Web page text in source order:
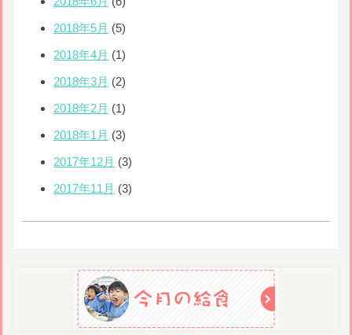
2018年5月 (5)
2018年4月 (1)
2018年3月 (2)
2018年2月 (1)
2018年1月 (3)
2017年12月 (3)
2017年11月 (3)